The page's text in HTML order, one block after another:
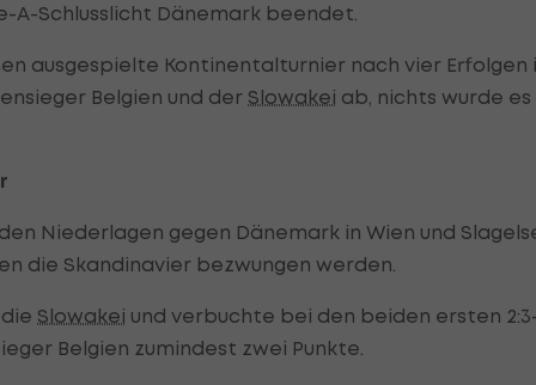
A-Schlusslicht Dänemark beendet.
ausgespielte Kontinentalturnier nach vier Erfolgen
Belgien und der Slowakei ab, nichts wurde es
Niederlagen gegen Dänemark in Wien und
die Skandinavier bezwungen werden.
Slowakei und verbuchte bei den beiden ersten
Belgien zumindest zwei Punkte.